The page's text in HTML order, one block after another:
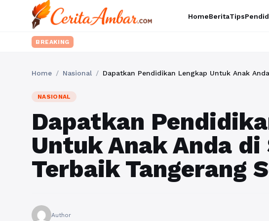
HomeBeritaTips
BREAKING
Home / Nasional / Dapatkan Pendidikan Lengkap Untuk Anak
NASIONAL
Dapatkan
Untuk Anak Anda di
Terbaik Tangerang
Author